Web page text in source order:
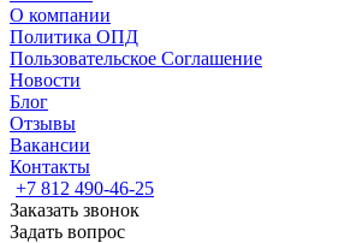
О компании
Политика ОПД
Пользовательское Соглашение
Новости
Блог
Отзывы
Вакансии
Контакты
+7 812 490-46-25
Заказать звонок
Задать вопрос